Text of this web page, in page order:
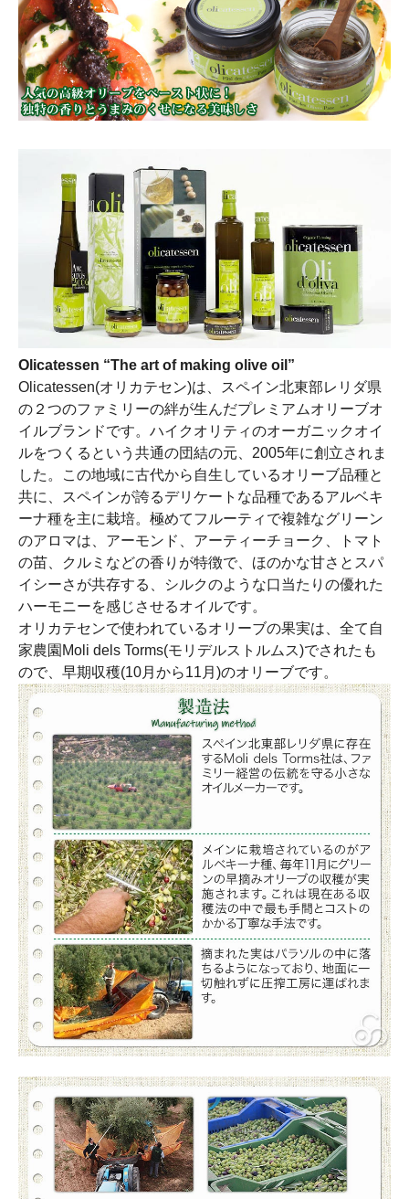
Olicatessen “The art of making olive oil”
Olicatessen(オリカテセン)は、スペイン北東部レリダ県
の２つのファミリーの絆が生んだプレミアムオリーブオ
イルブランドです。ハイクオリティのオーガニックオイ
ルをつくるという共通の団結の元、2005年に創立されま
した。この地域に古代から自生しているオリーブ品種と
共に、スペインが誇るデリケートな品種であるアルベキ
ーナ種を主に栽培。極めてフルーティで複雑なグリーン
のアロマは、アーモンド、アーティーチョーク、トマト
の苗、クルミなどの香りが特徴で、ほのかな甘さとスパ
イシーさが共存する、シルクのような口当たりの優れた
ハーモニーを感じさせるオイルです。
オリカテセンで使われているオリーブの果実は、全て自
家農園Moli dels Torms(モリデルストルムス)でされたも
ので、早期収穫(10月から11月)のオリーブです。